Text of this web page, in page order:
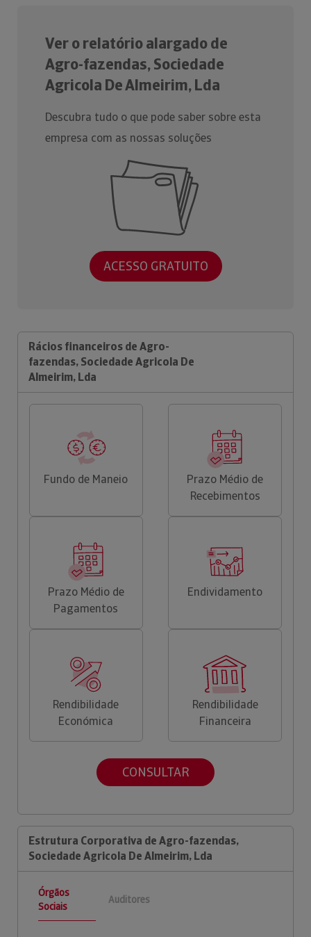
Ver o relatório alargado de
Agro-fazendas, Sociedade
Agricola De Almeirim, Lda
Descubra tudo o que pode saber sobre esta
empresa com as nossas soluções
ACESSO GRATUITO
Rácios financeiros de Agro-
fazendas, Sociedade Agricola De
Almeirim, Lda
Fundo de Maneio
Prazo Médio de
Recebimentos
Prazo Médio de
Pagamentos
Endividamento
Rendibilidade
Económica
Rendibilidade
Financeira
CONSULTAR
Estrutura Corporativa de Agro-fazendas,
Sociedade Agricola De Almeirim, Lda
Órgãos
Sociais
Auditores